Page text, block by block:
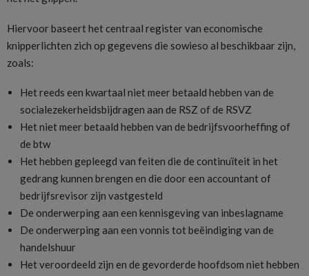
Hiervoor baseert het centraal register van economische
knipperlichten zich op gegevens die sowieso al beschikbaar zijn,
zoals:
Het reeds een kwartaal niet meer betaald hebben van de
socialezekerheidsbijdragen aan de RSZ of de RSVZ
Het niet meer betaald hebben van de bedrijfsvoorheffing of
de btw
Het hebben gepleegd van feiten die de continuïteit in het
gedrang kunnen brengen en die door een accountant of
bedrijfsrevisor zijn vastgesteld
De onderwerping aan een kennisgeving van inbeslagname
De onderwerping aan een vonnis tot beëindiging van de
handelshuur
Het veroordeeld zijn en de gevorderde hoofdsom niet hebben